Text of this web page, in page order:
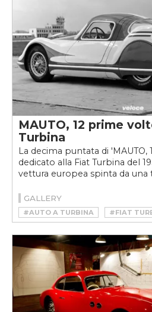
MAUTO, 12 prime
Turbina
La decima puntata di 'MAUTO,
dedicato alla Fiat Turbina del
vettura europea spinta da una
GALLERY
#AUTO A TURBINA
#FIAT
#MAUTO 12 PRIME VOLTE